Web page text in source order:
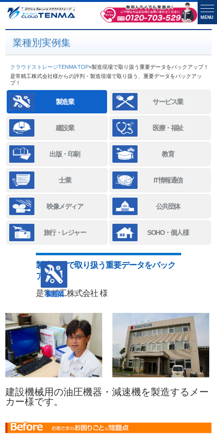
業種別実例集
クラウドストレージTENMA TOP>製造現場で取り扱う重要データをバックアップ！
是常精工株式会社様からの評判・製造現場で取り扱う、重要データをバックアッ
プ！
製造業 サービス業
建設業 医療・福祉
出版・印刷 教育
士業 IT情報通信
映像メディア 公共団体
旅行・レジャー SOHO・個人様
製造業
製造現場で取り扱う重要データをバック
アップ！
是常精工株式会社 様
建設機械用の油圧機器・減速機を製造するメー
カー様です。
MENU